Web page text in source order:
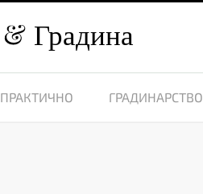
Градина
ПРАКТИЧНО ГРАДИНАРСТВО